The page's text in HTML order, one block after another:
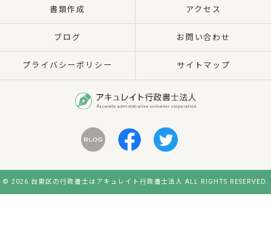
書類作成 アクセス
ブログ お問い合わせ
プライバシーポリシー サイトマップ
© 2026 台東区の行政書士はアキュレイト行政書士法人 ALL RIGHTS RESERVED.